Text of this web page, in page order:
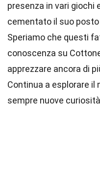
presenza in vari giochi
cementato il suo
Speriamo che questi
conoscenza su
apprezzare ancora di
Continua a esplorare il
sempre nuove